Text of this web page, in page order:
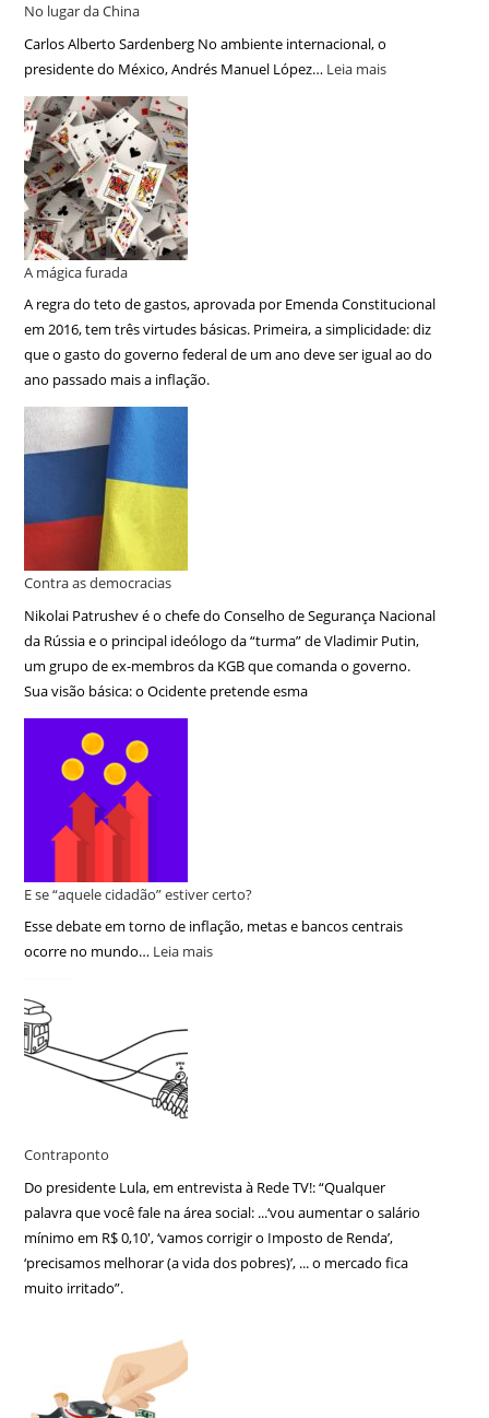
No lugar da China
Carlos Alberto Sardenberg No ambiente internacional, o
presidente do México, Andrés Manuel López… Leia mais
A mágica furada
A regra do teto de gastos, aprovada por Emenda Constitucional
em 2016, tem três virtudes básicas. Primeira, a simplicidade: diz
que o gasto do governo federal de um ano deve ser igual ao do
ano passado mais a inflação.
Contra as democracias
Nikolai Patrushev é o chefe do Conselho de Segurança Nacional
da Rússia e o principal ideólogo da “turma” de Vladimir Putin,
um grupo de ex-membros da KGB que comanda o governo.
Sua visão básica: o Ocidente pretende esma
E se “aquele cidadão” estiver certo?
Esse debate em torno de inflação, metas e bancos centrais
ocorre no mundo… Leia mais
Contraponto
Do presidente Lula, em entrevista à Rede TV!: “Qualquer
palavra que você fale na área social: ...‘vou aumentar o salário
mínimo em R$ 0,10′, ‘vamos corrigir o Imposto de Renda’,
‘precisamos melhorar (a vida dos pobres)’, ... o mercado fica
muito irritado”.